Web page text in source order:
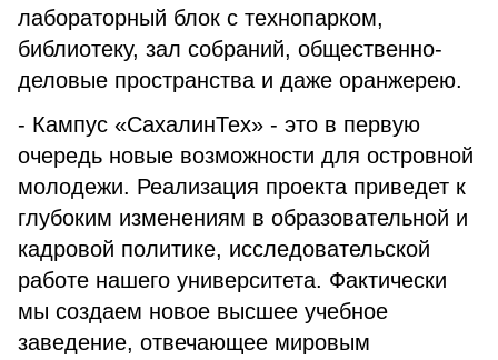
лабораторный блок с технопарком,
библиотеку, зал собраний, общественно-
деловые пространства и даже оранжерею.
- Кампус «СахалинТех» - это в первую
очередь новые возможности для островной
молодежи. Реализация проекта приведет к
глубоким изменениям в образовательной и
кадровой политике, исследовательской
работе нашего университета. Фактически
мы создаем новое высшее учебное
заведение, отвечающее мировым